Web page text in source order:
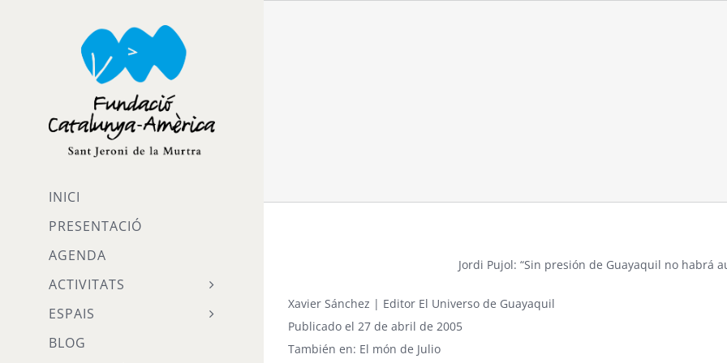
INICI
PRESENTACIÓ
AGENDA
ACTIVITATS
ESPAIS
BLOG
Jordi Pujol: “Sin presión de Guayaquil no habrá
Xavier Sánchez | Editor El Universo de Guayaquil
Publicado el 27 de abril de 2005
También en: El món de Julio